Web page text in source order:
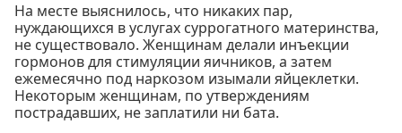
На месте выяснилось, что никаких пар,
нуждающихся в услугах суррогатного материнства,
не существовало. Женщинам делали инъекции
гормонов для стимуляции яичников, а затем
ежемесячно под наркозом изымали яйцеклетки.
Некоторым женщинам, по утверждениям
пострадавших, не заплатили ни бата.